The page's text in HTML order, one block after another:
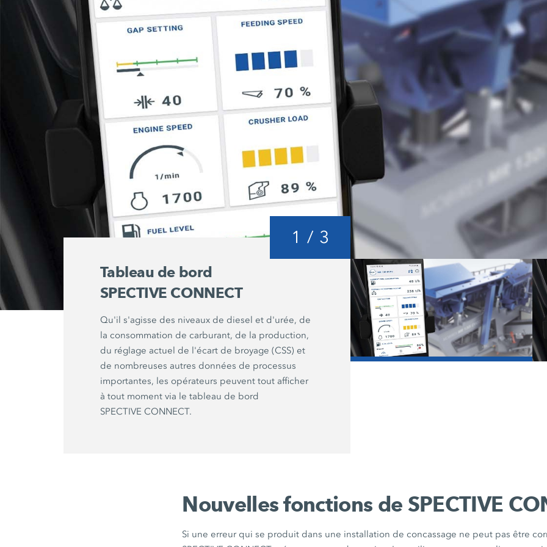
1 / 3
Tableau de bord
SPECTIVE CONNECT
Qu'il s'agisse des niveaux de diesel et d'urée, de
la consommation de carburant, de la production,
du réglage actuel de l'écart de broyage (CSS) et
de nombreuses autres données de processus
importantes, les opérateurs peuvent tout afficher
à tout moment via le tableau de bord
SPECTIVE CONNECT.
Aides au dépannage
SPECTIVE CONNECT
En cas de panne,SPECTIVE
composants concernés. L'aide au
fournie avec le système est
/
Nouvelles fonctions de SPECTIVE
Si une erreur qui se produit dans une installation de concassage ne peut pas être